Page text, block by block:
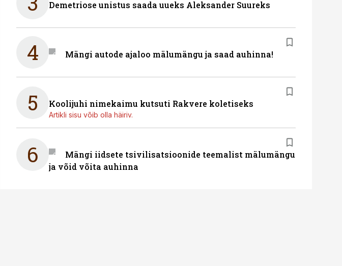
Demetriose unistus saada uueks Aleksander Suureks
4 Mängi autode ajaloo mälumängu ja saad auhinna!
5 Koolijuhi nimekaimu kutsuti Rakvere koletiseks
Artikli sisu võib olla häiriv.
6
Mängi iidsete tsivilisatsioonide teemalist mälumängu
ja võid võita auhinna